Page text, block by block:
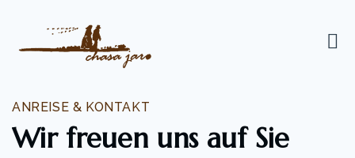
ANREISE & KONTAKT
Wir freuen uns auf Sie